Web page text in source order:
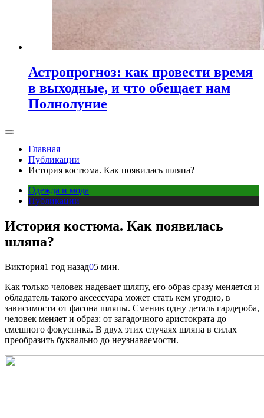
Астропрогноз: как провести время
в выходные, и что обещает нам
Полнолуние
Главная
Публикации
История костюма. Как появилась шляпа?
Одежда и мода
Публикации
История костюма. Как появилась
шляпа?
Виктория1 год назад05 мин.
Как только человек надевает шляпу, его образ сразу меняется и
обладатель такого аксессуара может стать кем угодно, в
зависимости от фасона шляпы. Сменив одну деталь гардероба,
человек меняет и образ: от загадочного аристократа до
смешного фокусника. В двух этих случаях шляпа в силах
преобразить буквально до неузнаваемости.